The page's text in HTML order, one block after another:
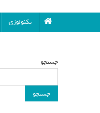
تکنولوژی
جستجو
جستجو